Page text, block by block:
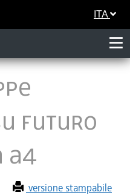
ITA
futuro
versione stampabile